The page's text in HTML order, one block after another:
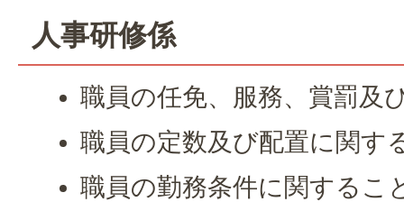
人事研修係
職員の任免、服務、賞罰及
職員の定数及び配置に関す
職員の勤務条件に関するこ